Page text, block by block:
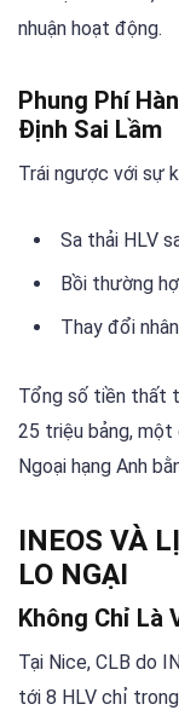
nhuận hoạt động.
Phung Phí
Định Sai Lầm
Trái ngược với sự
Sa thải HLV
Bồi thường
Thay đổi
Tổng số tiền thất
25 triệu bảng,
Ngoại hạng Anh
INEOS VÀ
LO NGẠI
Không Chỉ Là
Tại Nice, CLB do
tới 8 HLV chỉ